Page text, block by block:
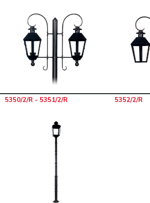
5350/2/R - 5351/2/R 5352/2/R